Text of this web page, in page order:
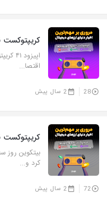
اقتصا...
28 2 سال پیش
کرد و...
72 2 سال پیش